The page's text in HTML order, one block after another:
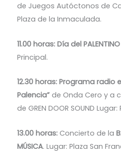
de Juegos Autóctonos de
Plaza de la Inmaculada.
11.00 horas: Día del PALENTINO
Principal.
12.30 horas: Programa radio
Palencia”de Onda Cero y a
de GREN DOOR SOUND
13.00 horas:Concierto de la
MÚSICA. Lugar: Plaza San